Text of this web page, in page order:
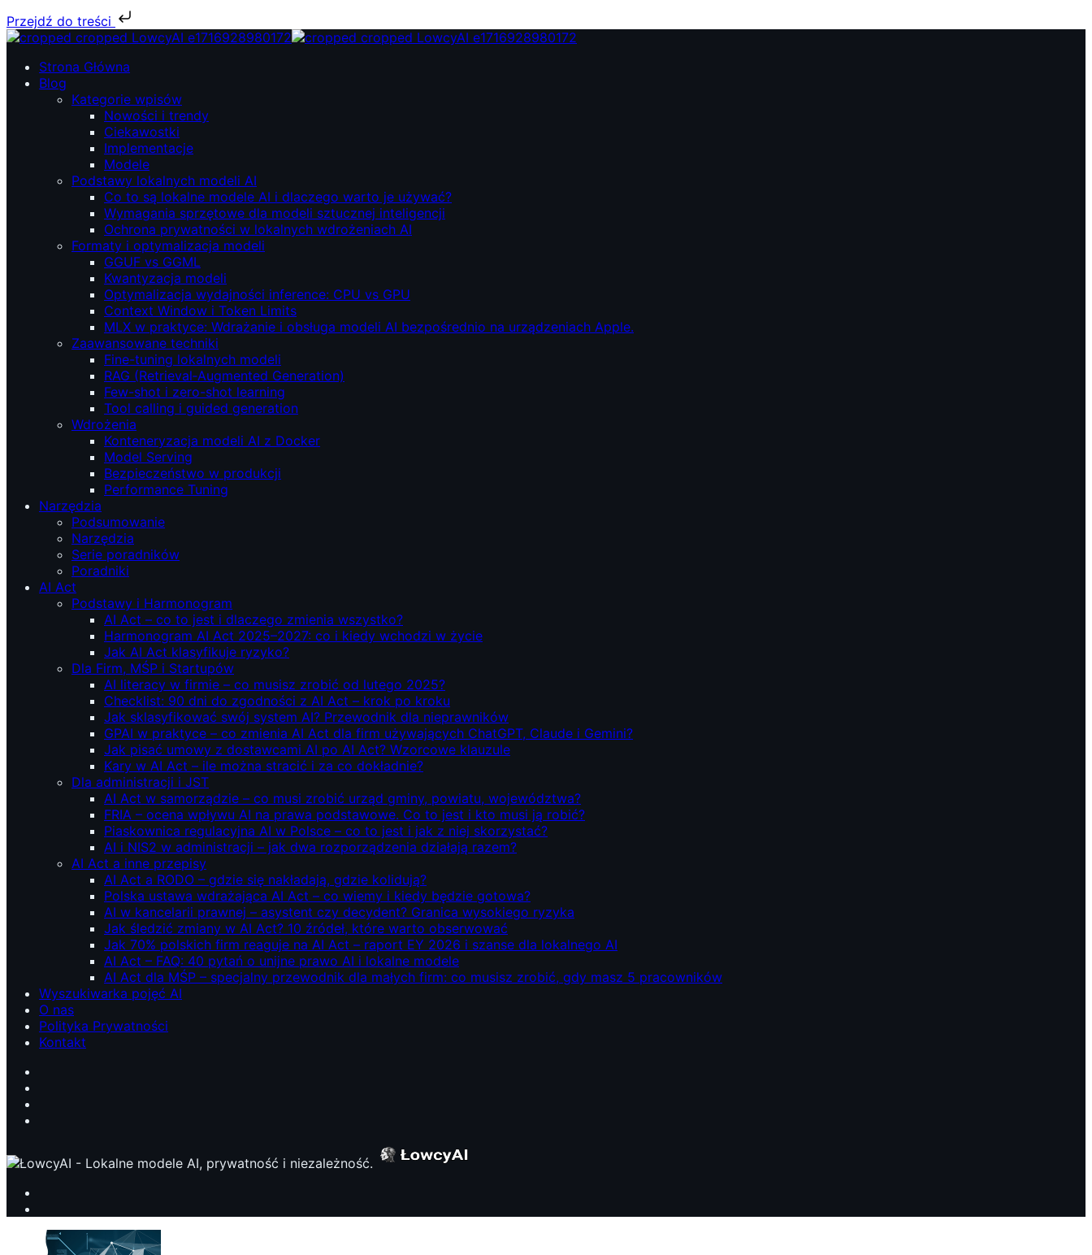
Przejdź do treści
Przejdź
treści
ŁowcyAI – Lokalne modele AI, prywatność i niezależność.
ŁowcyAI – Lokalne modele AI, prywatność i niezależność.
Strona Główna
Blog
Kategorie wpisów
Nowości i trendy
Ciekawostki
Implementacje
Modele
Podstawy lokalnych modeli AI
Co to są lokalne modele AI i dlaczego warto je używać?
Wymagania sprzętowe dla modeli sztucznej inteligencji
Ochrona prywatności w lokalnych wdrożeniach AI
Formaty i optymalizacja modeli
GGUF vs GGML
Kwantyzacja modeli
Optymalizacja wydajności inference: CPU vs GPU
Context Window i Token Limits
MLX w praktyce: Wdrażanie i obsługa modeli AI bezpośrednio na urządzeniach Apple.
Zaawansowane techniki
Fine-tuning lokalnych modeli
RAG (Retrieval‑Augmented Generation)
Few-shot i zero-shot learning
Tool calling i guided generation
Wdrożenia
Konteneryzacja modeli AI z Docker
Model Serving
Bezpieczeństwo w produkcji
Performance Tuning
Narzędzia
Podsumowanie
Narzędzia
Serie poradników
Poradniki
AI Act
Podstawy i Harmonogram
AI Act – co to jest i dlaczego zmienia wszystko?
Harmonogram AI Act 2025–2027: co i kiedy wchodzi w życie
Jak AI Act klasyfikuje ryzyko?
Dla Firm, MŚP i Startupów
AI literacy w firmie – co musisz zrobić od lutego 2025?
Checklist: 90 dni do zgodności z AI Act – krok po kroku
Jak sklasyfikować swój system AI? Przewodnik dla nieprawników
GPAI w praktyce – co zmienia AI Act dla firm używających ChatGPT, Claude i Gemini?
Jak pisać umowy z dostawcami AI po AI Act? Wzorcowe klauzule
Kary w AI Act – ile można stracić i za co dokładnie?
Dla administracji i JST
AI Act w samorządzie – co musi zrobić urząd gminy, powiatu, województwa?
FRIA – ocena wpływu AI na prawa podstawowe. Co to jest i kto musi ją robić?
Piaskownica regulacyjna AI w Polsce – co to jest i jak z niej skorzystać?
AI i NIS2 w administracji – jak dwa rozporządzenia działają razem?
AI Act a inne przepisy
AI Act a RODO – gdzie się nakładają, gdzie kolidują?
Polska ustawa wdrażająca AI Act – co wiemy i kiedy będzie gotowa?
AI w kancelarii prawnej – asystent czy decydent? Granica wysokiego ryzyka
Jak śledzić zmiany w AI Act? 10 źródeł, które warto obserwować
Jak 70% polskich firm reaguje na AI Act – raport EY 2026 i szanse dla lokalnego AI
AI Act – FAQ: 40 pytań o unijne prawo AI i lokalne modele
AI Act dla MŚP – specjalny przewodnik dla małych firm: co musisz zrobić, gdy masz 5 pracowników
Wyszukiwarka pojęć AI
O nas
Polityka Prywatności
Kontakt